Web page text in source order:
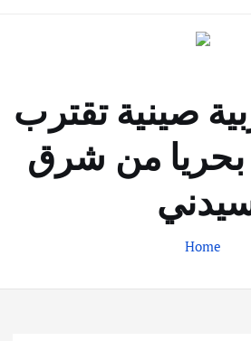
صينية تقترب
بحريا من شرق
Home